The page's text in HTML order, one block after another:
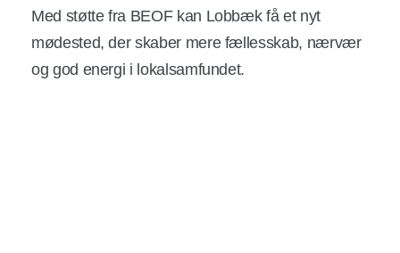
Med støtte fra BEOF kan Lobbæk få et nyt
mødested, der skaber mere fællesskab, nærvær
og god energi i lokalsamfundet.